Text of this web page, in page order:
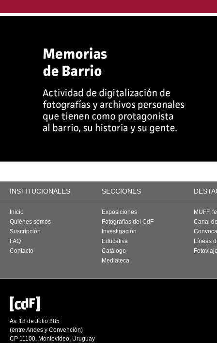
INSTITUCIONALES SECCIONES
Inicio
Quiénes somos
Suscripción
FAQ
Contacto
Exposiciones
Fotografías del CdF
Investigación
Educativa
Catálogo
Mediateca
MUFF,
Canal
Líneas
Av. 18 de Julio 885
(entre Andes y Convención)
CP 11100. Montevideo. Uruguay